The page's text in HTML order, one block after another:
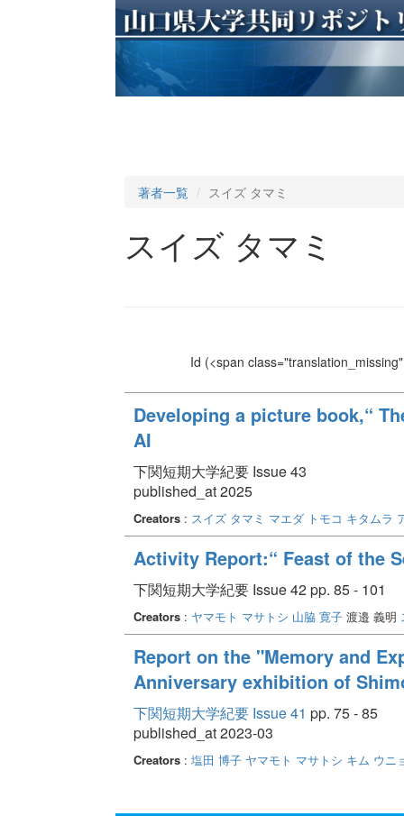
著者一覧 スイズ タマミ
スイズ タマミ
Id (<span
Developing a picture book,“
AI
下関短期大学紀要 Issue 43
published_at 2025
Creators: スイズ タマミ マエダ トモコ キタムラ
Activity Report:“ Feast of the
下関短期大学紀要 Issue 42 pp. 85 - 101
Creators: ヤマモト マサトシ 山脇 寛子渡邉 義明
Report on the "Memory and
Anniversary exhibition of
下関短期大学紀要 Issue 41 pp. 75 - 85
published_at 2023-03
Creators: 塩田 博子 ヤマモト マサトシ キム ウニ